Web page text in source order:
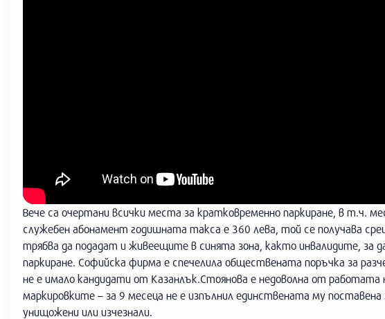
Вече са очертани всички места за кратковременно паркиране, в т.ч.
служебен абонамент годишната такса е 360 лева, той се получава
трябва да подадат и живеещите в синята зона, както инвалидите, за
паркиране. Софийска фирма е спечелила обществената поръчка за
не е имало кандидати от Казанлък.Стоянова е недоволна от
маркировките – за 9 месеца не е изпълнил единствената му поставена
унищожени или изчезнали.